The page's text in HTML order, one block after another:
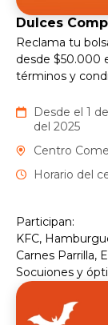
Dulces
Reclama tu
desde $50.000
términos y
Desde el 1
del 2025
Centro
Horario del
Participan:
KFC,
Carnes Parrilla,
Socuiones y